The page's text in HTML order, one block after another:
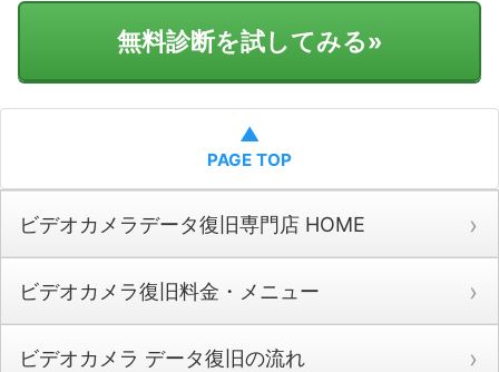
無料診断を試してみる»
▲
PAGE TOP
ビデオカメラデータ復旧専門店 HOME
ビデオカメラ復旧料金・メニュー
ビデオカメラ データ復旧の流れ